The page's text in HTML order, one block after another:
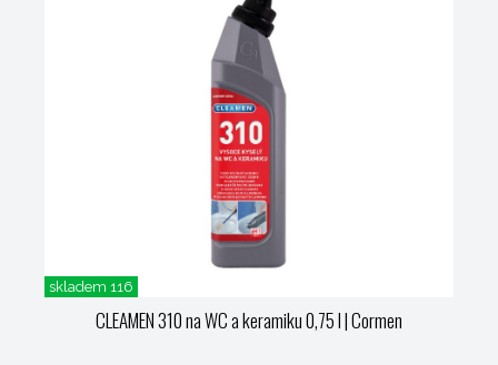
skladem 116
CLEAMEN 310 na WC a keramiku 0,75 l| Cormen